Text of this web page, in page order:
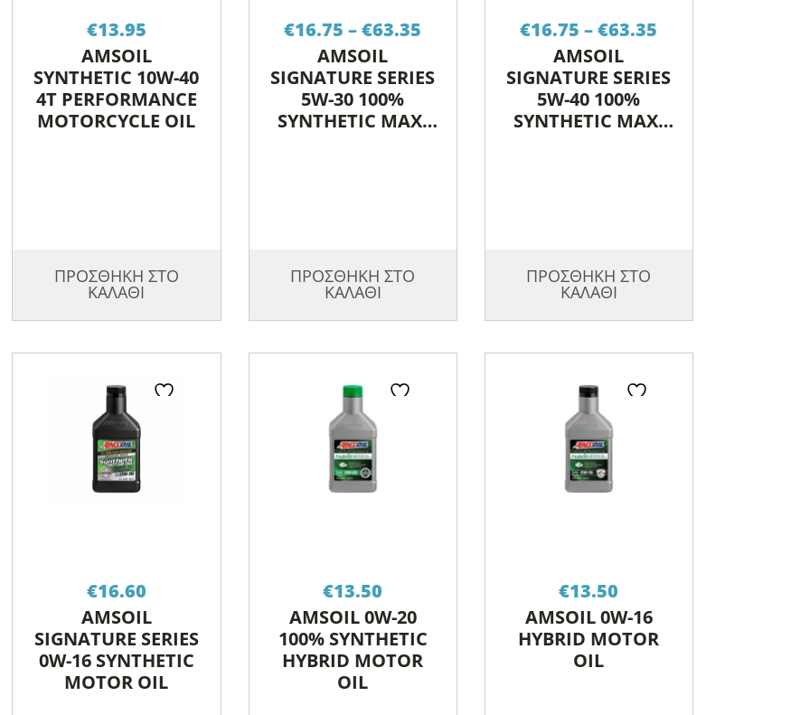
€13.95
AMSOIL
SYNTHETIC 10W-40
4T PERFORMANCE
MOTORCYCLE OIL
ΠΡΟΣΘΗΚΗ ΣΤΟ
ΚΑΛΑΘΙ
€16.75 –€63.35
through
AMSOIL
SIGNATURE SERIES
5W-30 100%
SYNTHETIC MAX-
ΠΡΟΣΘΗΚΗ ΣΤΟ
ΚΑΛΑΘΙ
€16.75 – €63.35
through
AMSOIL
SIGNATURE SERIES
5W-40 100%
SYNTHETIC MAX-
ΠΡΟΣΘΗΚΗ ΣΤΟ
ΚΑΛΑΘΙ
€16.60
AMSOIL
SIGNATURE SERIES
0W-16 SYNTHETIC
MOTOR OIL
€13.50
AMSOIL 0W-20
100% SYNTHETIC
HYBRID MOTOR
OIL
€13.50
AMSOIL 0W-16
HYBRID MOTOR
OIL